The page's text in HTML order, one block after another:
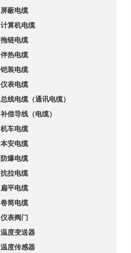
屏蔽电缆
计算机电缆
拖链电缆
伴热电缆
铠装电缆
仪表电缆
总线电缆（通讯电缆）
补偿导线（电缆）
机车电缆
本安电缆
防爆电缆
抗拉电缆
扁平电缆
卷筒电缆
仪表阀门
温度变送器
温度传感器